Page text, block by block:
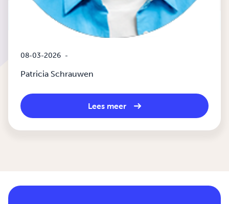
08-03-2026 -
Patricia Schrauwen
Lees meer